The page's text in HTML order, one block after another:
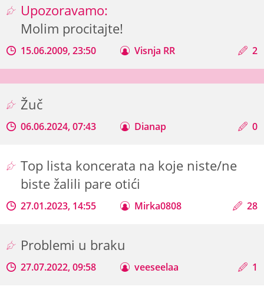
Upozoravamo:
Molim procitajte!
15.06.2009, 23:50 Visnja RR 2
Žuč
06.06.2024, 07:43 Dianap 0
Top lista koncerata na koje niste/ne
biste žalili pare otići
27.01.2023, 14:55 Mirka0808 28
Problemi u braku
27.07.2022, 09:58 veeseelaa 1